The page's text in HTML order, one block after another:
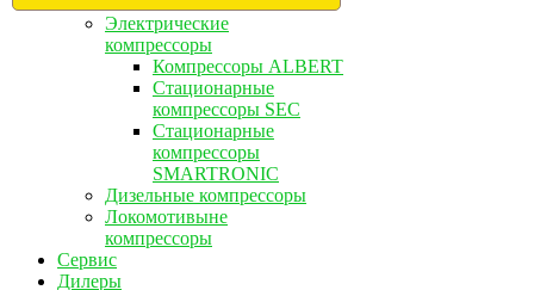
Электрические
компрессоры
Компрессоры ALBERT
Стационарные
компрессоры SEC
Стационарные
компрессоры
SMARTRONIC
Дизельные компрессоры
Локомотивыне
компрессоры
Сервис
Дилеры